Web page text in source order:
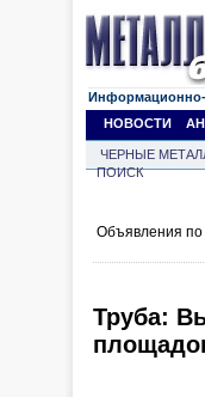
Информационно-
НОВОСТИ
ЧЕРНЫЕ
ПОИСК
Объявления по
Труба: